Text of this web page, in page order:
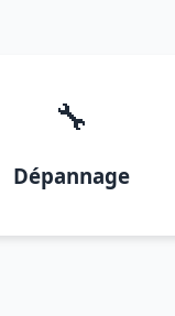
🔧
Dépannage